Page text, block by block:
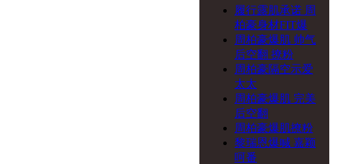
2019 - 中山站
27-07-2019
一萬天荒愛
未老 周慧敏30週年演唱
29-06-2019 一万天荒爱
未老 周慧敏30周年演唱
会 - 广州站
履行露肌承诺 周
柏豪身材FIT爆
周柏豪爆肌 帅气
后空翻 撩粉
周柏豪隔空示爱
太太
周柏豪爆肌 完美
后空翻
周柏豪爆肌撩粉
黎瑞恩爆喊 嘉颖
呵番